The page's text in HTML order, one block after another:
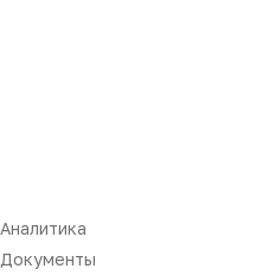
Аналитика
Документы